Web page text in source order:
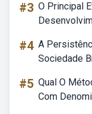
#3 O Principal
#4 A
Sociedade
#5 Qual O
Com